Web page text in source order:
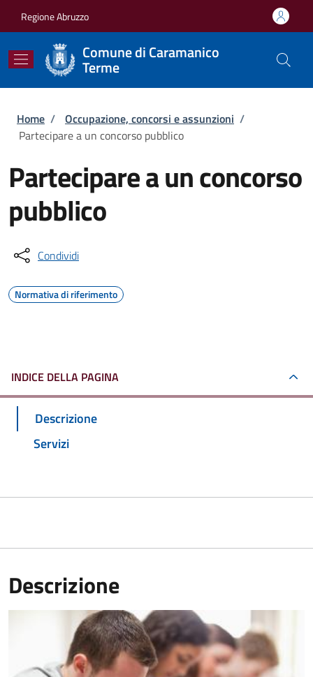
Regione Abruzzo
Comune di Caramanico
Terme
Briciole di pane
Home / Occupazione, concorsi e assunzioni /
Partecipare a un concorso pubblico
Partecipare a un concorso
pubblico
Condividi
Normativa di riferimento
INDICE DELLA PAGINA
Descrizione
Servizi
Descrizione